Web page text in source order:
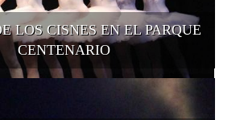
LOS CISNES EN EL PARQUE
CENTENARIO